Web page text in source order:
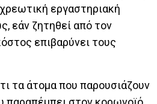
εργαστηριακή
εάν ζητηθεί από τον
επιβαρύνει τους
τα άτομα που παρουσιάζουν